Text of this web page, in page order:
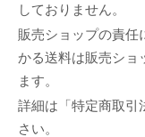
しておりません。
販売ショップの責任
かる送料は販売ショ
ます。
詳細は「特定商取引
さい。